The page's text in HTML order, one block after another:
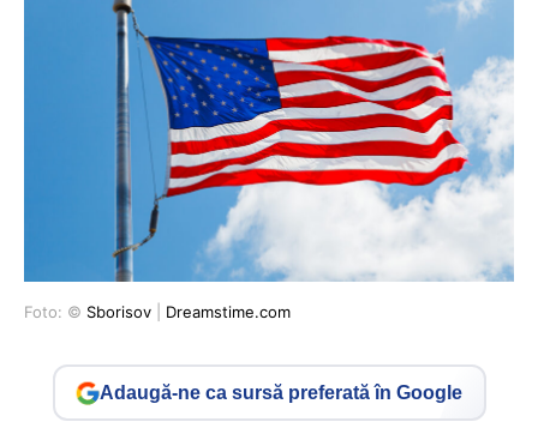
Foto: © Sborisov Dreamstime.com
Adaugă-ne ca sursă preferată în Google